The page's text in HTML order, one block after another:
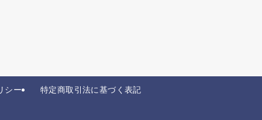
シー 特定商取引法に基づく表記